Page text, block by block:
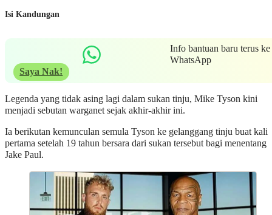
Isi Kandungan
Info bantuan baru terus ke
WhatsApp
Saya Nak!
Legenda yang tidak asing lagi dalam sukan tinju, Mike Tyson kini
menjadi sebutan warganet sejak akhir-akhir ini.
Ia berikutan kemunculan semula Tyson ke gelanggang tinju buat kali
pertama setelah 19 tahun bersara dari sukan tersebut bagi menentang
Jake Paul.